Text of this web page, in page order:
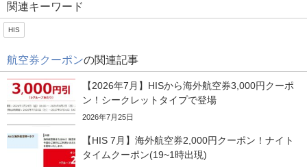
関連キーワード
HIS
航空券クーポンの関連記事
【2026年7月】HISから海外航空券3,000円クーポ
ン！シークレットタイプで登場
2026年7月25日
【HIS 7月】海外航空券2,000円クーポン！ナイト
タイムクーポン(19~1時出現)